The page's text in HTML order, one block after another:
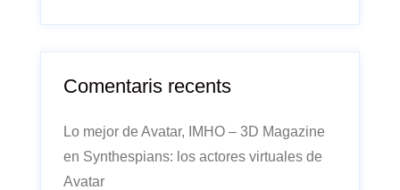
Comentaris recents
Lo mejor de Avatar, IMHO – 3D Magazine
en Synthespians: los actores virtuales de
Avatar